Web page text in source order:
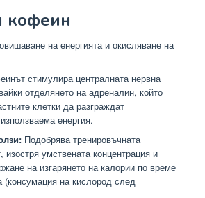
кофеин
на енергията и окисляване на
стимулира централната нервна
отделянето на адреналин, който
клетки да разграждат
енергия.
Подобрява тренировъчната
изостря умствената концентрация и
на изгарянето на калории по време
(консумация на кислород след